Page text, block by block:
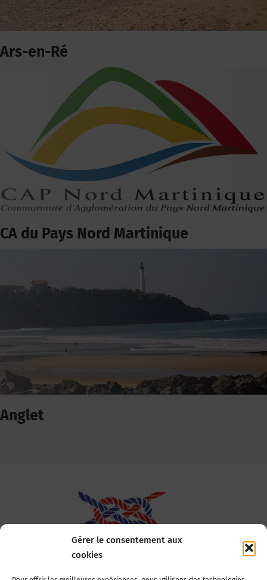
Gérer le consentement aux
cookies
Ars-en-Ré
CA du Pays Nord Martinique
Anglet